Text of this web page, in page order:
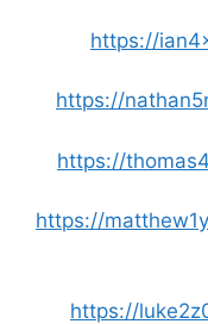
https://
https://
https://
https://
https://